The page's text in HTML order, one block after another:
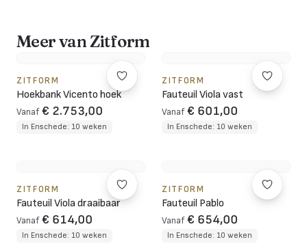
Meer van Zitform
ZITFORM
Hoekbank Vicento hoek
Vanaf € 2.753,00
In Enschede: 10 weken
ZITFORM
Fauteuil Viola vast
Vanaf € 601,00
In Enschede: 10 weken
ZITFORM
Fauteuil Viola draaibaar
Vanaf € 614,00
In Enschede: 10 weken
ZITFORM
Fauteuil Pablo
Vanaf € 654,00
In Enschede: 10 weken